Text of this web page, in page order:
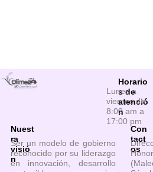
Con
tact
os
Nuest
ra
visió
n
Ser un modelo de gobierno
reconocido por su liderazgo
en innovación, desarrollo
Horario
s de
atenció
n
Lunes a
viernes de
8:00 am a
17:00 pm